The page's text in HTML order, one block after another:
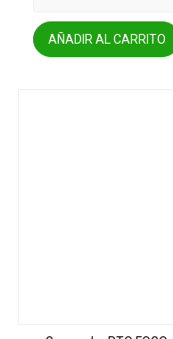
AÑADIR AL CARRITO